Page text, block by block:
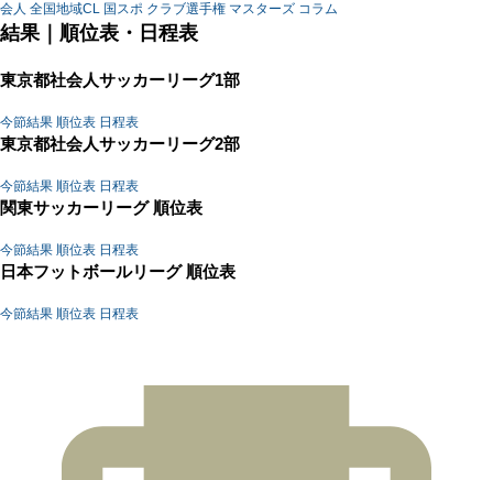
会人 全国地域CL 国スポ クラブ選手権 マスターズ コラム
結果｜順位表・日程表
東京都社会人サッカーリーグ1部
今節結果 順位表 日程表
東京都社会人サッカーリーグ2部
今節結果 順位表 日程表
関東サッカーリーグ 順位表
今節結果 順位表 日程表
日本フットボールリーグ 順位表
今節結果 順位表 日程表